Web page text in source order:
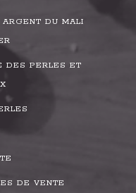
DU MALI
DES PERLES ET
DE VENTE